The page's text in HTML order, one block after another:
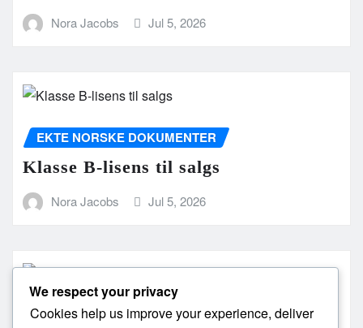
Nora Jacobs Jul 5, 2026
EKTE NORSKE DOKUMENTER
Klasse B-lisens til salgs
Nora Jacobs Jul 5, 2026
EKTE NORSKE DOKUMENTER
We respect your privacy
Cookies help us improve your experience, deliver